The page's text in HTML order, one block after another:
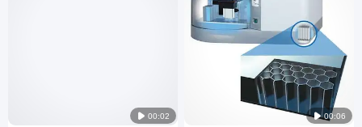
 00:02  00:06